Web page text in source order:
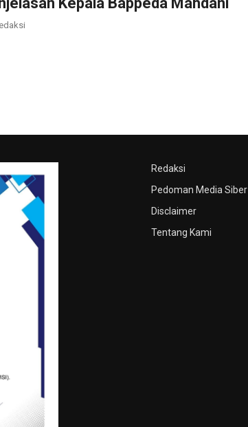
Redaksi
Pedoman Media Siber
Disclaimer
Tentang Kami